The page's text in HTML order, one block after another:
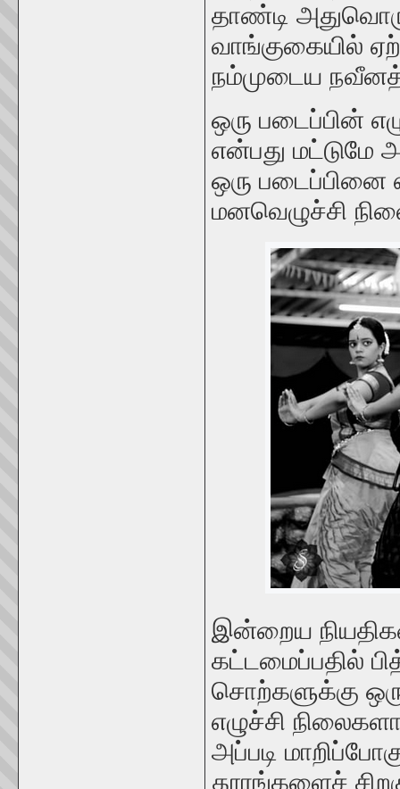
தாண்டி
வாங்குகையில்
நம்முடைய
ஒரு படைப்பின்
என்பது
ஒரு படைப்பினை
மனவெழுச்சி
இன்றைய
கட்டமைப்பதில்
சொற்களுக்கு
எழுச்சி
அப்படி
தூரங்களைச்